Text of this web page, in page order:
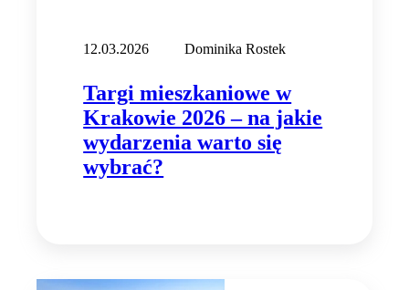
12.03.2026 Dominika Rostek
Targi mieszkaniowe w
Krakowie 2026 – na jakie
wydarzenia warto się
wybrać?